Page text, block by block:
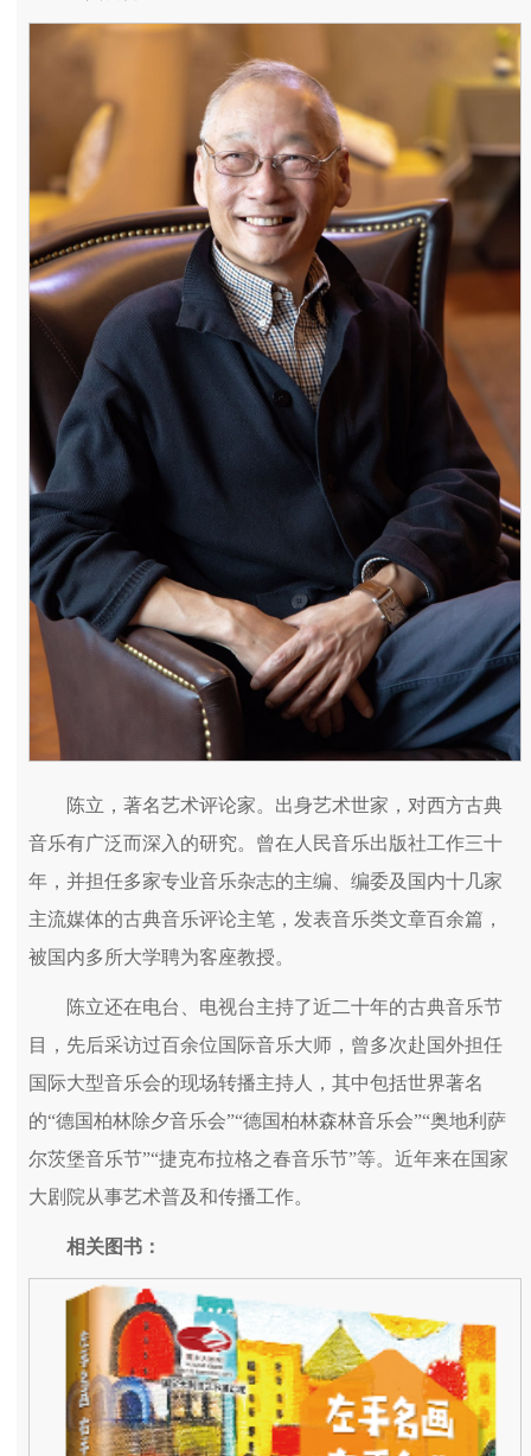
陈立，著名艺术评论家。出身艺术世家，对西方古典
音乐有广泛而深入的研究。曾在人民音乐出版社工作三十
年，并担任多家专业音乐杂志的主编、编委及国内十几家
主流媒体的古典音乐评论主笔，发表音乐类文章百余篇，
被国内多所大学聘为客座教授。
陈立还在电台、电视台主持了近二十年的古典音乐节
目，先后采访过百余位国际音乐大师，曾多次赴国外担任
国际大型音乐会的现场转播主持人，其中包括世界著名
的“德国柏林除夕音乐会”“德国柏林森林音乐会”“奥地利萨
尔茨堡音乐节”“捷克布拉格之春音乐节”等。近年来在国家
大剧院从事艺术普及和传播工作。
相关图书：